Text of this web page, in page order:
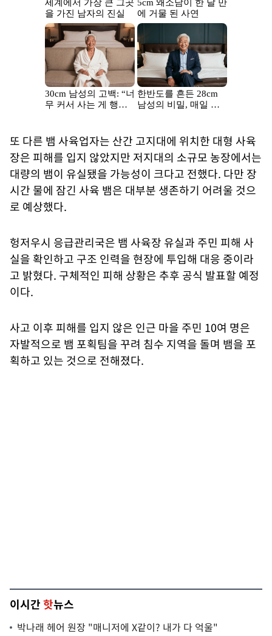
또 다른 뱀 사육업자는 산간 고지대에 위치한 대형 사육
장은 피해를 입지 않았지만 저지대의 소규모 농장에서는
대량의 뱀이 유실됐을 가능성이 크다고 전했다. 다만 장
시간 물에 잠긴 사육 뱀은 대부분 생존하기 어려울 것으
로 예상했다.
헝저우시 응급관리국은 뱀 사육장 유실과 주민 피해 사
실을 확인하고 구조 인력을 현장에 투입해 대응 중이라
고 밝혔다. 구체적인 피해 상황은 추후 공식 발표할 예정
이다.
사고 이후 피해를 입지 않은 인근 마을 주민 10여 명은
자발적으로 뱀 포획팀을 꾸려 침수 지역을 돌며 뱀을 포
획하고 있는 것으로 전해졌다.
이시간핫뉴스
박나래 헤어 원장 "매니저에 X같이? 내가 다 억울"